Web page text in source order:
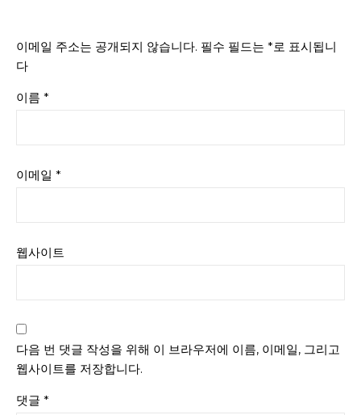
이메일 주소는 공개되지 않습니다. 필수 필드는 *로 표시됩니
다
이름 *
이메일 *
웹사이트
다음 번 댓글 작성을 위해 이 브라우저에 이름, 이메일, 그리고
웹사이트를 저장합니다.
댓글 *